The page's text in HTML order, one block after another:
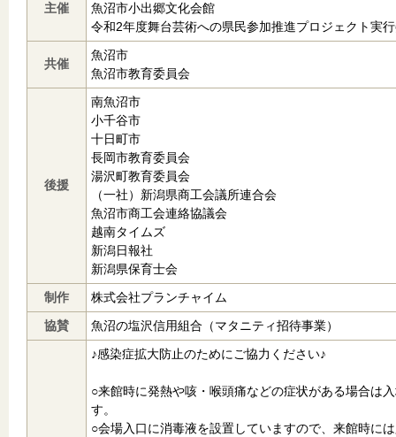
主催
魚沼市小出郷文化会館
令和2年度舞台芸術への県民参加推進プロジェクト実
共催
魚沼市
魚沼市教育委員会
後援
南魚沼市
小千谷市
十日町市
長岡市教育委員会
湯沢町教育委員会
（一社）新潟県商工会議所連合会
魚沼市商工会連絡協議会
越南タイムズ
新潟日報社
新潟県保育士会
制作
株式会社プランチャイム
協賛
魚沼の塩沢信用組合（マタニティ招待事業）
♪感染症拡大防止のためにご協力ください♪
○来館時に発熱や咳・喉頭痛などの症状がある場合は
す。
○会場入口に消毒液を設置していますので、来館時に